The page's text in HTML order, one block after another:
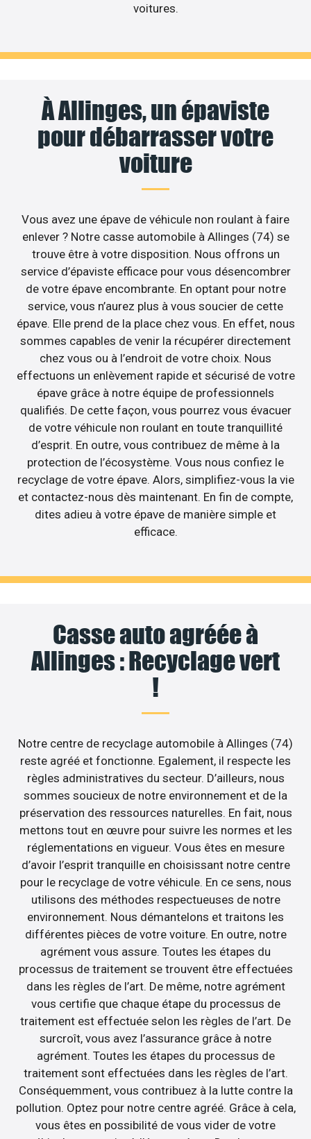
voitures.
À Allinges, un épaviste
pour débarrasser votre
voiture
Vous avez une épave de véhicule non roulant à faire
enlever ? Notre casse automobile à Allinges (74) se
trouve être à votre disposition. Nous offrons un
service d’épaviste efficace pour vous désencombrer
de votre épave encombrante. En optant pour notre
service, vous n’aurez plus à vous soucier de cette
épave. Elle prend de la place chez vous. En effet, nous
sommes capables de venir la récupérer directement
chez vous ou à l’endroit de votre choix. Nous
effectuons un enlèvement rapide et sécurisé de votre
épave grâce à notre équipe de professionnels
qualifiés. De cette façon, vous pourrez vous évacuer
de votre véhicule non roulant en toute tranquillité
d’esprit. En outre, vous contribuez de même à la
protection de l’écosystème. Vous nous confiez le
recyclage de votre épave. Alors, simplifiez-vous la vie
et contactez-nous dès maintenant. En fin de compte,
dites adieu à votre épave de manière simple et
efficace.
Casse auto agréée à
Allinges : Recyclage vert
!
Notre centre de recyclage automobile à Allinges (74)
reste agréé et fonctionne. Egalement, il respecte les
règles administratives du secteur. D’ailleurs, nous
sommes soucieux de notre environnement et de la
préservation des ressources naturelles. En fait, nous
mettons tout en œuvre pour suivre les normes et les
réglementations en vigueur. Vous êtes en mesure
d’avoir l’esprit tranquille en choisissant notre centre
pour le recyclage de votre véhicule. En ce sens, nous
utilisons des méthodes respectueuses de notre
environnement. Nous démantelons et traitons les
différentes pièces de votre voiture. En outre, notre
agrément vous assure. Toutes les étapes du
processus de traitement se trouvent être effectuées
dans les règles de l’art. De même, notre agrément
vous certifie que chaque étape du processus de
traitement est effectuée selon les règles de l’art. De
surcroît, vous avez l’assurance grâce à notre
agrément. Toutes les étapes du processus de
traitement sont effectuées dans les règles de l’art.
Conséquemment, vous contribuez à la lutte contre la
pollution. Optez pour notre centre agréé. Grâce à cela,
vous êtes en possibilité de vous vider de votre